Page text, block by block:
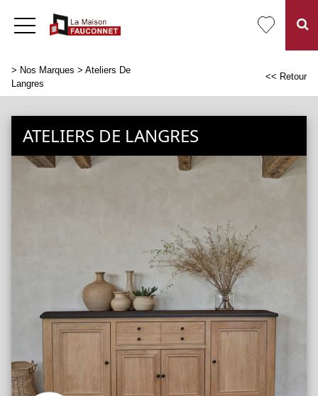
> Nos Marques > Ateliers De
Langres
<< Retour
ATELIERS DE LANGRES